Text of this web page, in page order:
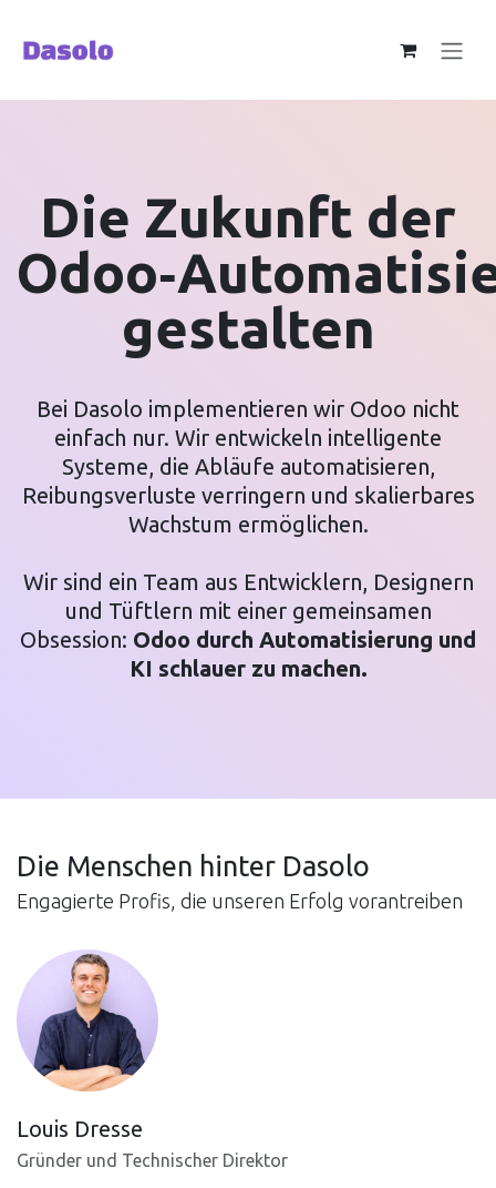
Die Zukunft der
gestalten
Bei Dasolo implementieren wir Odoo nicht
einfach nur. Wir entwickeln intelligente
Systeme, die Abläufe automatisieren,
Reibungsverluste verringern und skalierbares
Wachstum ermöglichen.
Wir sind ein Team aus Entwicklern, Designern
und Tüftlern mit einer gemeinsamen
Obsession: Odoo durch Automatisierung und
KI schlauer zu machen.
Die Menschen hinter Dasolo
Engagierte Profis, die unseren Erfolg vorantreiben
Louis Dresse
Gründer und Technischer Direktor